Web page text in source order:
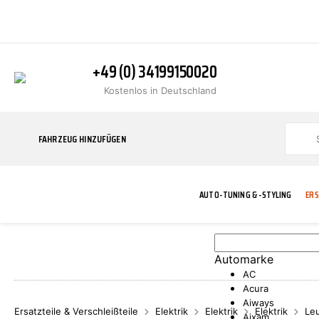
+49 (0) 34199150020
Kostenlos in Deutschland
FAHRZEUG HINZUFÜGEN
AUTO-TUNING & -STYLING
Automarke
AC
Acura
Aiways
Ersatzteile & Verschleißteile Elektrik Elektrik Elektrik